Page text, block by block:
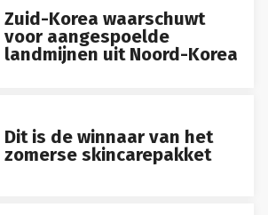
Zuid-Korea waarschuwt
voor aangespoelde
landmijnen uit Noord-Korea
Dit is de winnaar van het
zomerse skincarepakket